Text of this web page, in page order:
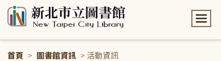
首頁 > 圖書館資訊 > 活動資訊